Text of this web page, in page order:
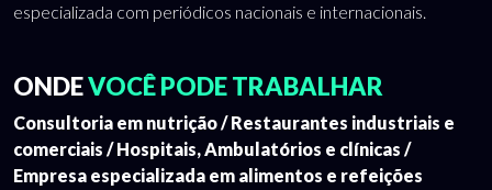
especializada com periódicos nacionais e internacionais.
ONDEVOCÊ PODE TRABALHAR
Consultoria em nutrição / Restaurantes industriais e
comerciais / Hospitais, Ambulatórios e clínicas /
Empresa especializada em alimentos e refeições